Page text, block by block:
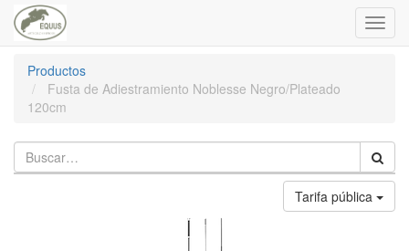
Productos
Fusta de Adiestramiento Noblesse Negro/Plateado
120cm
Tarifa pública